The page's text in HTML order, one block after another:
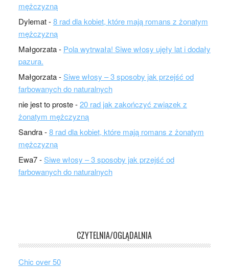
mężczyzną
Dylemat-8 rad dla kobiet, które mają romans z żonatym
mężczyzną
Małgorzata- Pola wytrwała! Siwe włosy ujęły lat i dodały
pazura.
Małgorzata-Siwe włosy – 3 sposoby jak przejść od
farbowanych do naturalnych
nie jest to proste-20 rad jak zakończyć związek z
żonatym mężczyzną
Sandra-8 rad dla kobiet, które mają romans z żonatym
mężczyzną
Ewa7-Siwe włosy – 3 sposoby jak przejść od
farbowanych do naturalnych
CZYTELNIA/OGLĄDALNIA
Chic over 50